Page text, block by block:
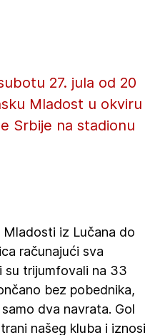
27. jula od 20
Mladost u okviru
Srbije na stadionu
iz Lučana do
računajući sva
su trijumfovali na 33
bez pobednika,
dva navrata. Gol
našeg kluba i iznosi